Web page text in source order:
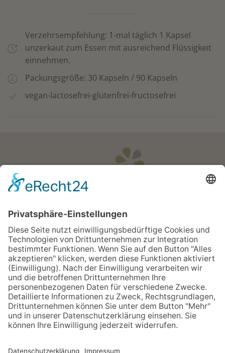
Verzehrsempfehlung: 1-mal täglich 1 Kapsel
unzerkaut zum Essen mit ausreichend Flüssigkeit
einnehmen.
Packungsgröße: 30 Kapseln / 90 Kapseln
vegan-lactosefrei-glutenfrei-fructosefrei
Öffnungszeiten
Apotheken Notdienst:
Bereitschaftsdienste